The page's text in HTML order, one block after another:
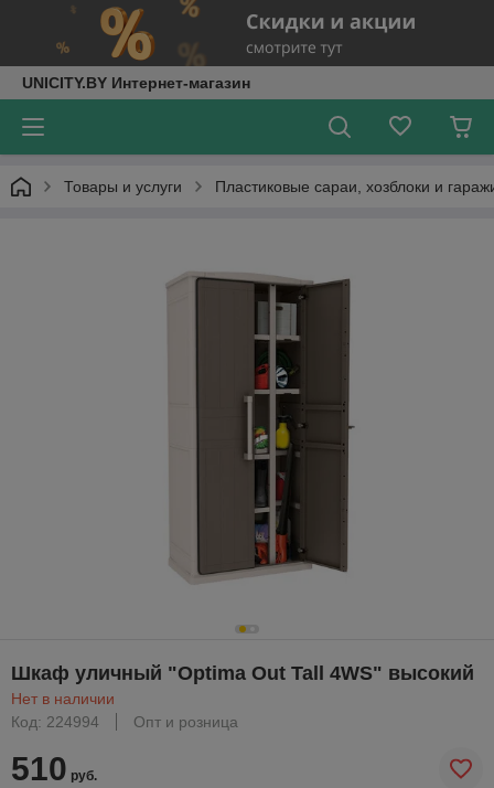
UNICITY.BY Интернет-магазин
Товары и услуги Пластиковые сараи, хозблоки и
Шкаф уличный "Optima Out Tall 4WS" высокий
Нет в наличии
Код: 224994
Опт и розница
510 руб.